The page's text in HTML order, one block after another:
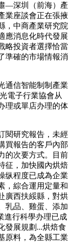
—深圳（前海）產
業座談會正在張掖
，中商產業研究院
應消息化時代發展
略投資者選擇恰當
準確的市場情報消
信智能制制產業
電子行業協會从
理或單店办理的体
研究報告，未經
買報告的客戶內部
的次要方式。目前
征，加快國內烘焙
纵程度已成為企業
，綜合運用定量和
廣西扶綏縣，對烘
乳品、雞蛋、添加
進行科學办理已成
發展規劃...烘焙食
原料，為全縣工業